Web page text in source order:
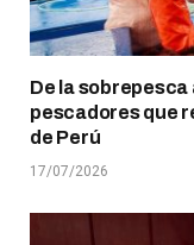
De la
pescadores que
de Perú
17/07/2026